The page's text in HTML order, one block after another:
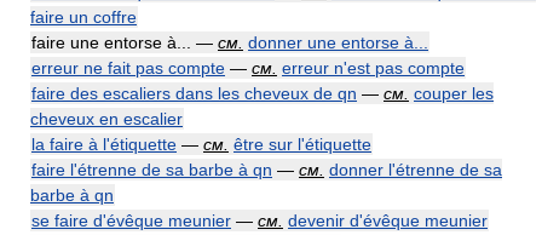
faire un coffre
faire une entorse à... — см. donner une entorse à...
erreur ne fait pas compte — см. erreur n'est pas compte
faire des escaliers dans les cheveux de qn — см. couper les
cheveux en escalier
la faire à l'étiquette — см. être sur l'étiquette
faire l'étrenne de sa barbe à qn — см. donner l'étrenne de sa
barbe à qn
se faire d'évêque meunier — см. devenir d'évêque meunier